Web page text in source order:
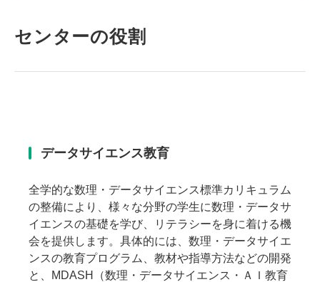
センターの役割
データサイエンス教育
全学的な数理・データサイエンス標準カリキュラム
の整備により、様々な分野の学生に数理・データサ
イエンスの基礎を学び、リテラシーを身に着ける機
会を提供します。具体的には、数理・データサイエ
ンスの教育プログラム、教材や指導方法などの開発
と、MDASH（数理・データサイエンス・ＡＩ教育